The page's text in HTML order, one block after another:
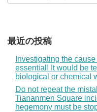
最近の投稿
Investigating the
essential! It would be
biological or chemical
Do not repeat the
Tiananmen Square
hegemony must be